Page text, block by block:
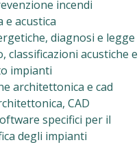
incendi
e acustica
diagnosi e legge
classificazioni acustiche e
impianti
architettonica e cad
CAD
specifici per il
degli impianti